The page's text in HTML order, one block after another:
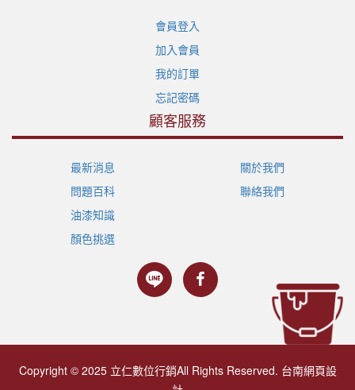
會員登入
加入會員
我的訂單
忘記密碼
顧客服務
最新消息
問題百科
油漆知識
顏色挑選
關於我們
聯絡我們
Copyright © 2025 立仁數位行銷All Rights Reserved. 台南網頁設